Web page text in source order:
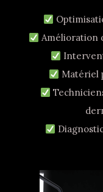
Amélioration
Matériel